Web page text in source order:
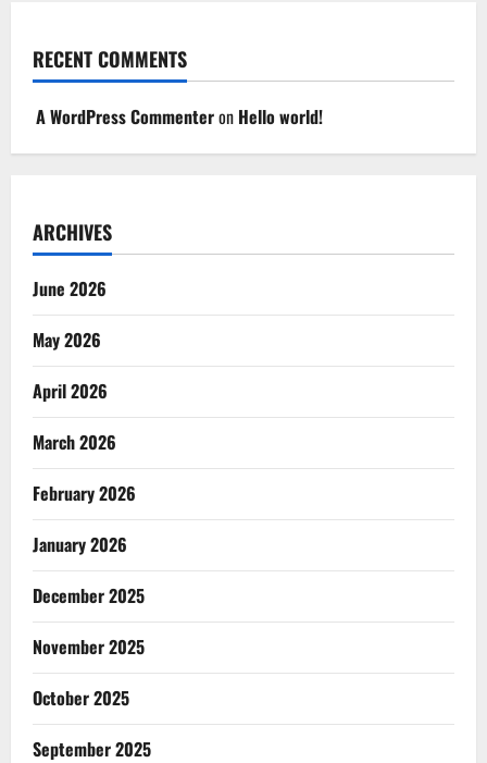
RECENT COMMENTS
A WordPress Commenteron Hello world!
ARCHIVES
June 2026
May 2026
April 2026
March 2026
February 2026
January 2026
December 2025
November 2025
October 2025
September 2025